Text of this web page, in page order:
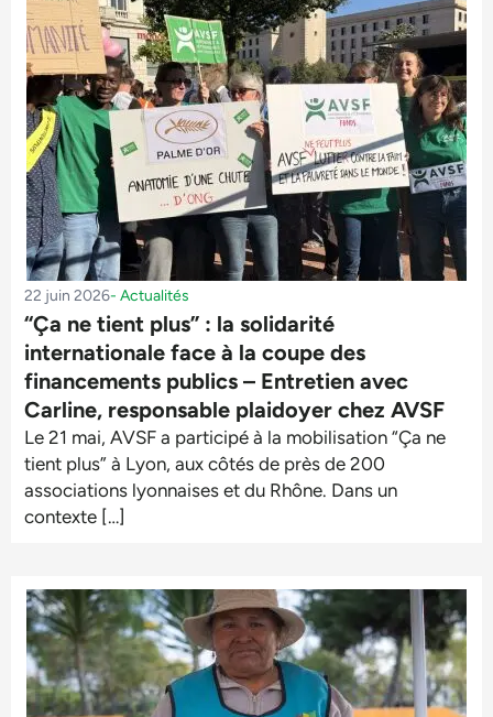
22 juin 2026- Actualités
“Ça ne tient plus” : la solidarité
internationale face à la coupe des
financements publics – Entretien avec
Carline, responsable plaidoyer chez AVSF
Le 21 mai, AVSF a participé à la mobilisation “Ça ne
tient plus” à Lyon, aux côtés de près de 200
associations lyonnaises et du Rhône. Dans un
contexte […]